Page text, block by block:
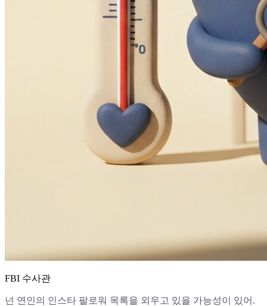
FBI 수사관
넌 연인의 인스타 팔로워 목록을 외우고 있을 가능성이 있어.